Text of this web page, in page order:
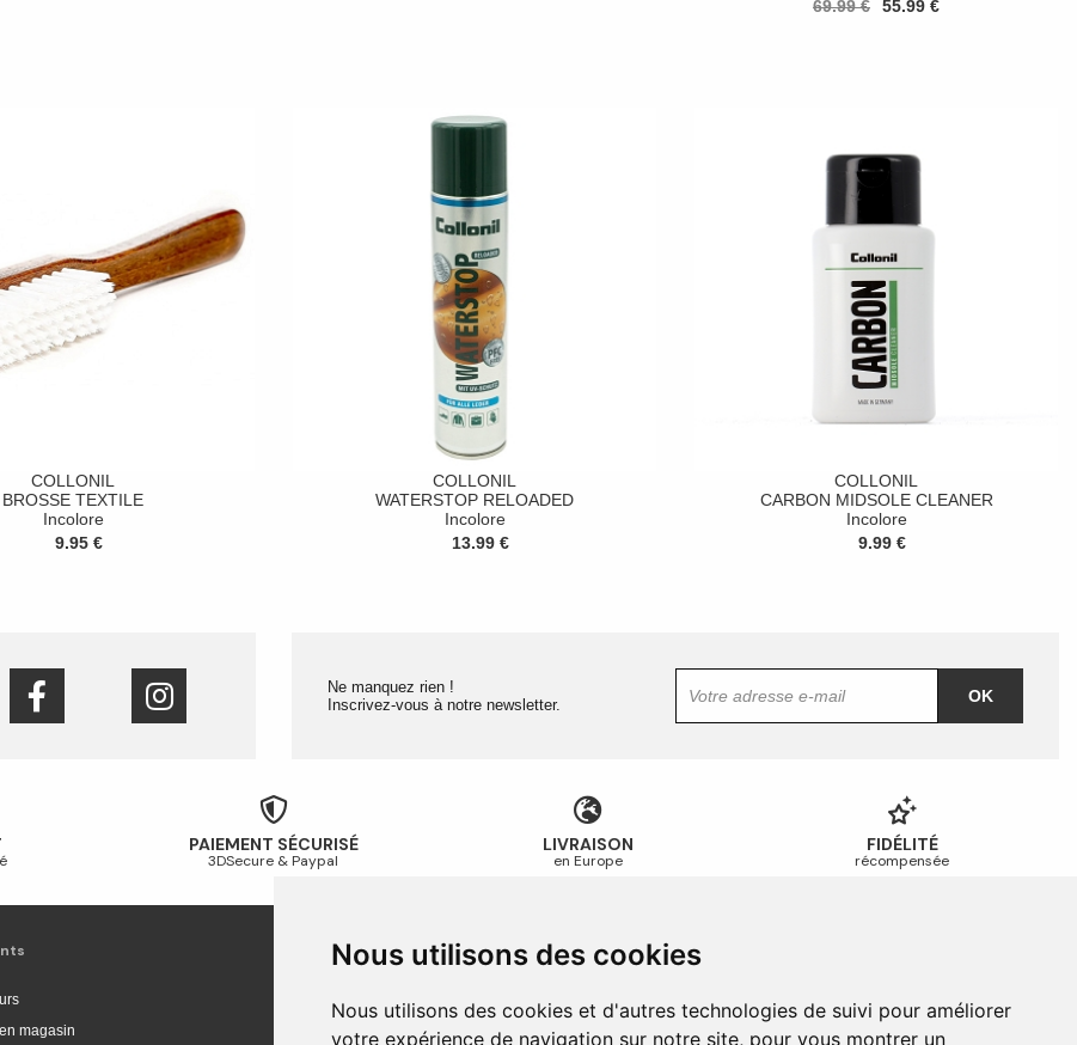
Nous utilisons des cookies
Nous utilisons des cookies et d'autres technologies de suivi pour améliorer
votre expérience de navigation sur notre site, pour vous montrer un
69.99 €
55.99 €
COLLONIL
BROSSE TEXTILE
Incolore
9.95 €
COLLONIL
WATERSTOP RELOADED
Incolore
13.99 €
COLLONIL
CARBON MIDSOLE CLEANER
Incolore
9.99 €
Ne manquez rien !
Inscrivez-vous à notre newsletter.
OK
PAIEMENT SÉCURISÉ
3DSecure & Paypal
LIVRAISON
en Europe
FIDÉLITÉ
récompensée
magasin
Livraison et achat
Livraison
Livraison en Europe
Guides et conseils
Guide des tailles
Guide d’entretien